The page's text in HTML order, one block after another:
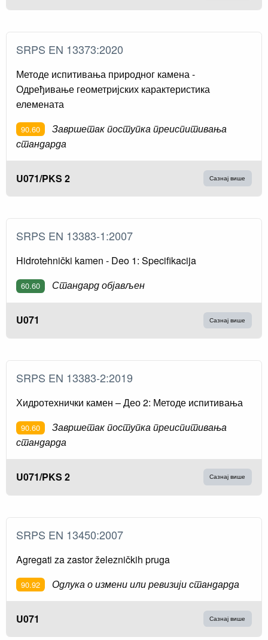
SRPS EN 13373:2020
Методе испитивања природног камена -
Одређивање геометријских карактеристика
елемената
90.60
Завршетак поступка преиспитивања
стандарда
U071/PKS 2 Сазнај више
SRPS EN 13383-1:2007
Hidrotehnički kamen - Deo 1: Specifikacija
60.60 Стандард објављен
U071 Сазнај више
SRPS EN 13383-2:2019
Хидротехнички камен – Део 2: Методе испитивања
90.60
Завршетак поступка преиспитивања
стандарда
U071/PKS 2 Сазнај више
SRPS EN 13450:2007
Agregati za zastor železničkih pruga
90.92 Одлука о измени или ревизији стандарда
U071 Сазнај више